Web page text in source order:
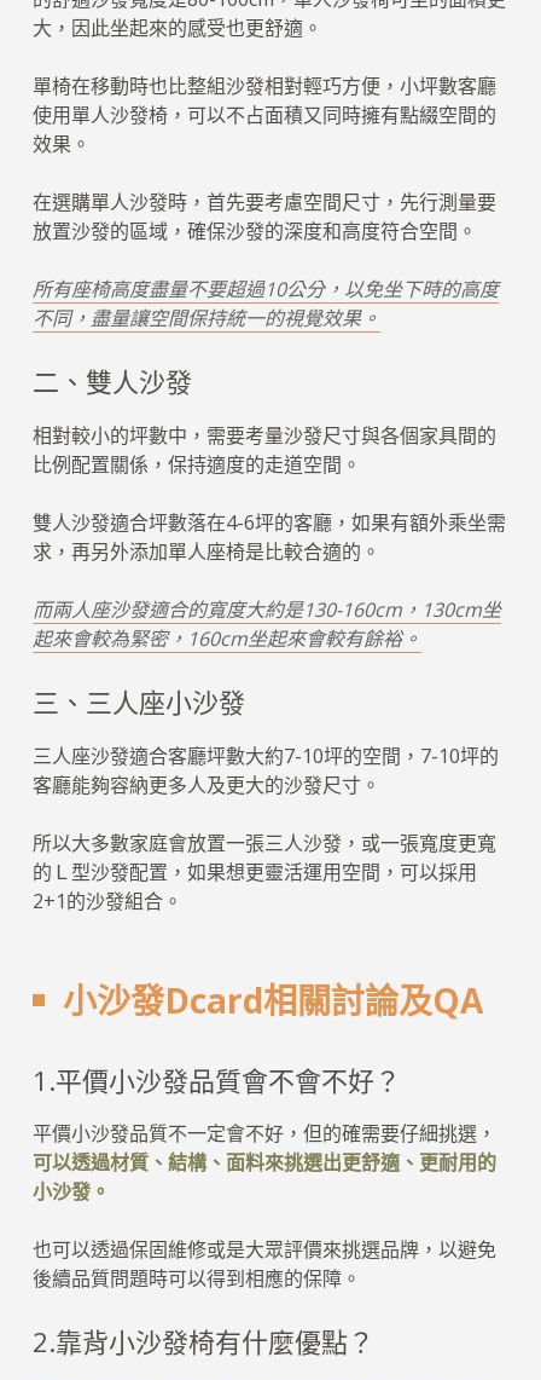
大，因此坐起來的感受也更舒適。
單椅在移動時也比整組沙發相對輕巧方便，小坪數客廳
使用單人沙發椅，可以不占面積又同時擁有點綴空間的
效果。
在選購單人沙發時，首先要考慮空間尺寸，先行測量要
放置沙發的區域，確保沙發的深度和高度符合空間。
所有座椅高度盡量不要超過10公分，以免坐下時的高度
不同，盡量讓空間保持統一的視覺效果。
二、雙人沙發
相對較小的坪數中，需要考量沙發尺寸與各個家具間的
比例配置關係，保持適度的走道空間。
雙人沙發適合坪數落在4-6坪的客廳，如果有額外乘坐需
求，再另外添加單人座椅是比較合適的。
而兩人座沙發適合的寬度大約是130-160cm，130cm坐
起來會較為緊密，160cm坐起來會較有餘裕。
三、三人座小沙發
三人座沙發適合客廳坪數大約7-10坪的空間，7-10坪的
客廳能夠容納更多人及更大的沙發尺寸。
所以大多數家庭會放置一張三人沙發，或一張寬度更寬
的Ｌ型沙發配置，如果想更靈活運用空間，可以採用
2+1的沙發組合。
小沙發Dcard相關討論及QA
1.平價小沙發品質會不會不好？
平價小沙發品質不一定會不好，但的確需要仔細挑選，
可以透過材質、結構、面料來挑選出更舒適、更耐用的
小沙發。
也可以透過保固維修或是大眾評價來挑選品牌，以避免
後續品質問題時可以得到相應的保障。
2.靠背小沙發椅有什麼優點？